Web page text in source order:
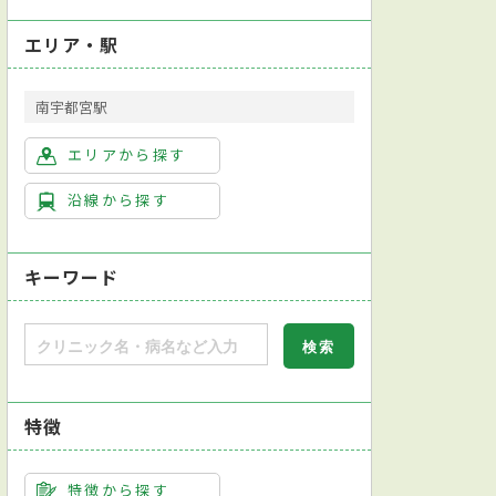
エリア・駅
南宇都宮駅
エリアから探す
沿線から探す
キーワード
特徴
特徴から探す